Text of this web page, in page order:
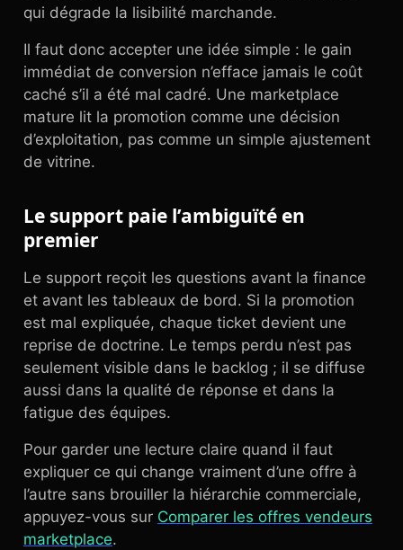
qui dégrade la lisibilité marchande.
Il faut donc accepter une idée simple : le gain
immédiat de conversion n’efface jamais le coût
caché s’il a été mal cadré. Une marketplace
mature lit la promotion comme une décision
d’exploitation, pas comme un simple ajustement
de vitrine.
Le support paie l’ambiguïté en
premier
Le support reçoit les questions avant la finance
et avant les tableaux de bord. Si la promotion
est mal expliquée, chaque ticket devient une
reprise de doctrine. Le temps perdu n’est pas
seulement visible dans le backlog ; il se diffuse
aussi dans la qualité de réponse et dans la
fatigue des équipes.
Pour garder une lecture claire quand il faut
expliquer ce qui change vraiment d’une offre à
l’autre sans brouiller la hiérarchie commerciale,
appuyez-vous sur Comparer les offres vendeurs
marketplace.